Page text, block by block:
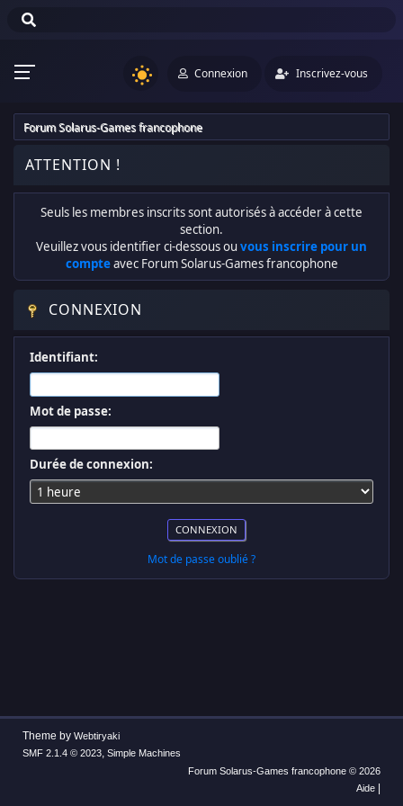
Connexion Inscrivez-vous
Forum Solarus-Games francophone
ATTENTION !
Seuls les membres inscrits sont autorisés à accéder à cette
section.
Veuillez vous identifier ci-dessous ou vous inscrire pour un
compteavec Forum Solarus-Games francophone
CONNEXION
Identifiant:
Mot de passe:
Durée de connexion:
Mot de passe oublié ?
Theme by Webtiryaki
SMF 2.1.4 © 2023, Simple Machines
Forum Solarus-Games francophone © 2026
Aide